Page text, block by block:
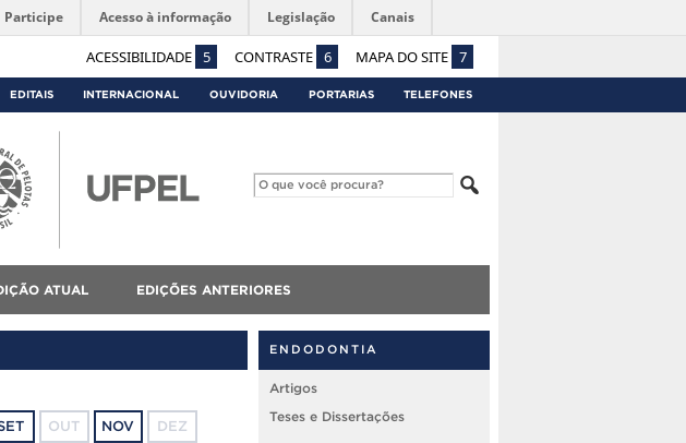
ACESSIBILIDADE 5 CONTRASTE 6 MAPA DO SITE 7
Participe Acesso à informação Legislação Canais
EDITAIS INTERNACIONAL OUVIDORIA PORTARIAS TELEFONES
ATUAL EDIÇÕES ANTERIORES
OUT NOV DEZ
ENDODONTIA
Artigos
Teses e Dissertações